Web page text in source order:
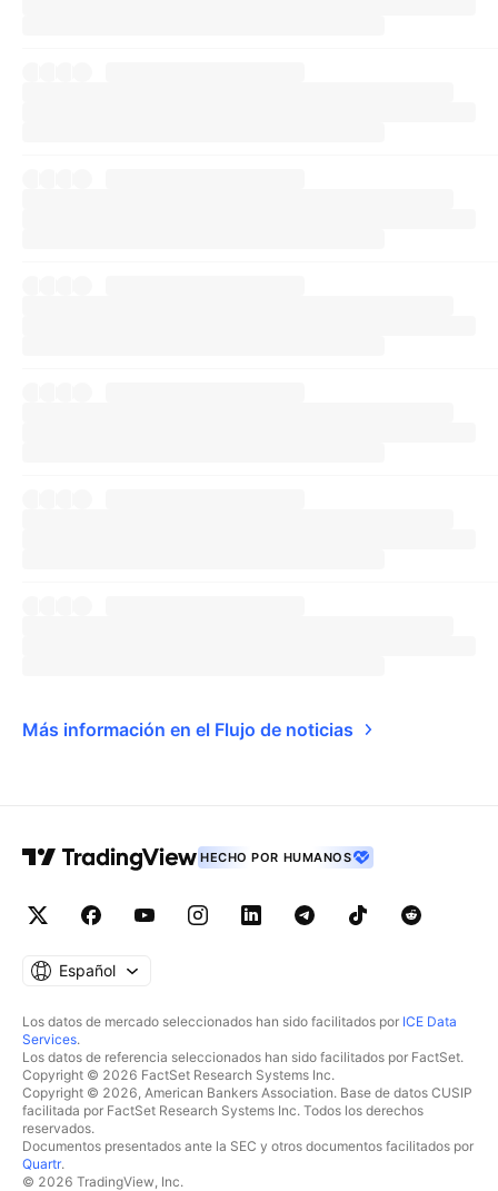
Más información en el Flujo de noticias
HECHO POR HUMANOS
Español
Los datos de mercado seleccionados han sido facilitados por ICE Data
Services.
Los datos de referencia seleccionados han sido facilitados por FactSet.
Copyright © 2026 FactSet Research Systems Inc.
Copyright © 2026, American Bankers Association. Base de datos CUSIP
facilitada por FactSet Research Systems Inc. Todos los derechos
reservados.
Documentos presentados ante la SEC y otros documentos facilitados por
Quartr.
© 2026 TradingView, Inc.